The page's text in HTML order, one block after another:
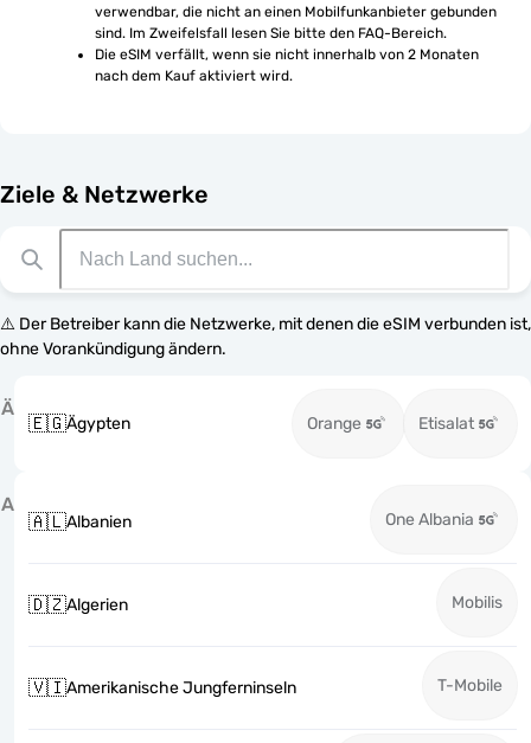
verwendbar, die nicht an einen Mobilfunkanbieter gebunden
sind. Im Zweifelsfall lesen Sie bitte den FAQ-Bereich.
Die eSIM verfällt, wenn sie nicht innerhalb von 2 Monaten
nach dem Kauf aktiviert wird.
Ziele & Netzwerke
⚠️ Der Betreiber kann die Netzwerke, mit denen die eSIM verbunden ist,
ohne Vorankündigung ändern.
Ä
🇪🇬Ägypten Orange Etisalat
A
🇦🇱Albanien One Albania
🇩🇿Algerien Mobilis
🇻🇮Amerikanische Jungferninseln T-Mobile